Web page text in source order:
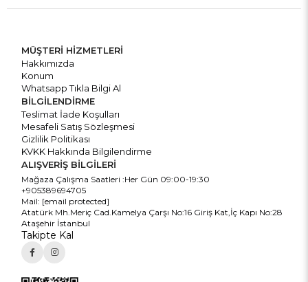
MÜŞTERİ HİZMETLERİ
Hakkımızda
Konum
Whatsapp Tıkla Bilgi Al
BİLGİLENDİRME
Teslimat İade Koşulları
Mesafeli Satış Sözleşmesi
Gizlilik Politikası
KVKK Hakkında Bilgilendirme
ALIŞVERİŞ BİLGİLERİ
Mağaza Çalışma Saatleri :Her Gün 09:00-19:30
+905389694705
Mail: [email protected]
Atatürk Mh.Meriç Cad.Kamelya Çarşı No:16 Giriş Kat,İç Kapı No:28
Ataşehir İstanbul
Takipte Kal